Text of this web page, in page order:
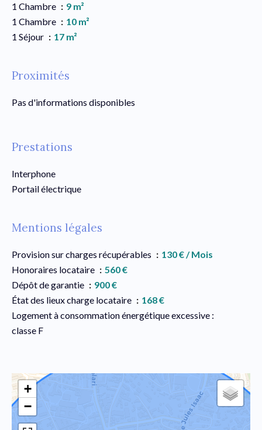
1 Chambre
9 m²
1 Chambre
10 m²
1 Séjour
17 m²
Proximités
Pas d'informations disponibles
Prestations
Interphone
Portail électrique
Mentions légales
Provision sur charges récupérables
130 € / Mois
Honoraires locataire
560 €
Dépôt de garantie
900 €
État des lieux charge locataire
168 €
Logement à consommation énergétique excessive :
classe F
+
−